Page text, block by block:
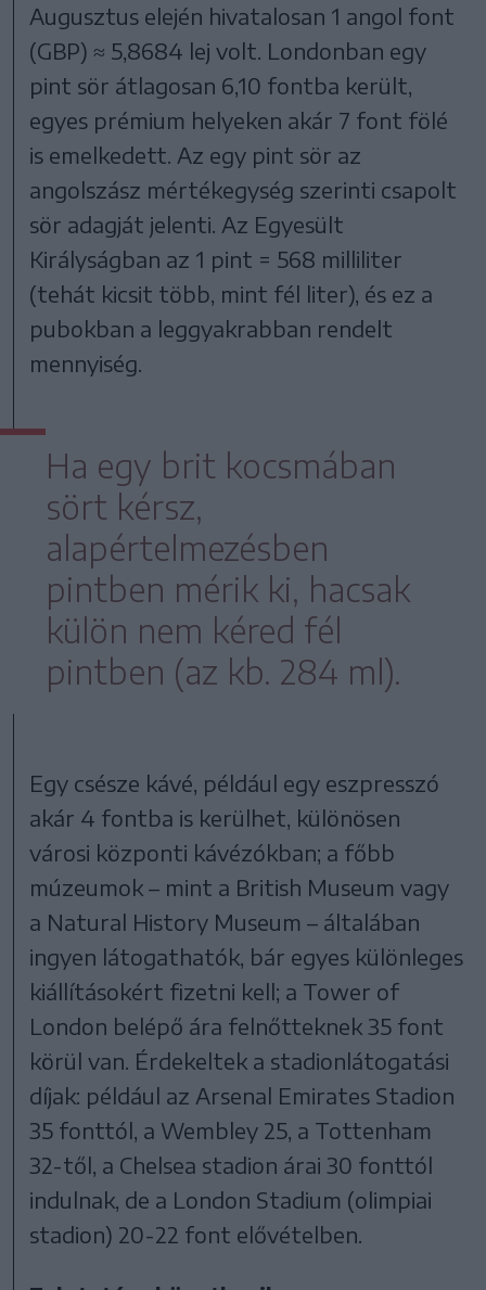
Augusztus elején hivatalosan 1 angol font
(GBP) ≈ 5,8684 lej volt. Londonban egy
pint sör átlagosan 6,10 fontba került,
egyes prémium helyeken akár 7 font fölé
is emelkedett. Az egy pint sör az
angolszász mértékegység szerinti csapolt
sör adagját jelenti. Az Egyesült
Királyságban az 1 pint = 568 milliliter
(tehát kicsit több, mint fél liter), és ez a
pubokban a leggyakrabban rendelt
mennyiség.
Ha egy brit kocsmában
sört kérsz,
alapértelmezésben
pintben mérik ki, hacsak
külön nem kéred fél
pintben (az kb. 284 ml).
Egy csésze kávé, például egy eszpresszó
akár 4 fontba is kerülhet, különösen
városi központi kávézókban; a főbb
múzeumok – mint a British Museum vagy
a Natural History Museum – általában
ingyen látogathatók, bár egyes különleges
kiállításokért fizetni kell; a Tower of
London belépő ára felnőtteknek 35 font
körül van. Érdekeltek a stadionlátogatási
díjak: például az Arsenal Emirates Stadion
35 fonttól, a Wembley 25, a Tottenham
32-től, a Chelsea stadion árai 30 fonttól
indulnak, de a London Stadium (olimpiai
stadion) 20-22 font elővételben.